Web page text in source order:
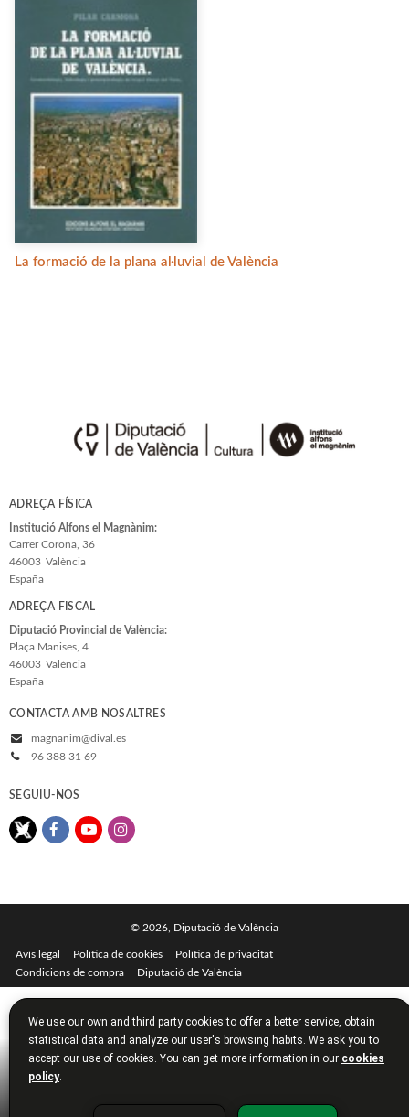
La formació de la plana al·luvial de València
ADREÇA FÍSICA
Institució Alfons el Magnànim:
Carrer Corona, 36
46003 València
España
ADREÇA FISCAL
Diputació Provincial de València:
Plaça Manises, 4
46003 València
España
CONTACTA AMB NOSALTRES
magnanim@dival.es
96 388 31 69
SEGUIU-NOS
© 2026, Diputació de València
Avís legal Política de cookies
Política de privacitat
Condicions de compra
Diputació de València
We use our own and third party cookies to offer a better service, obtain
statistical data and analyze our user's browsing habits. We ask you to
accept our use of cookies. You can get more information in our cookies
policy.